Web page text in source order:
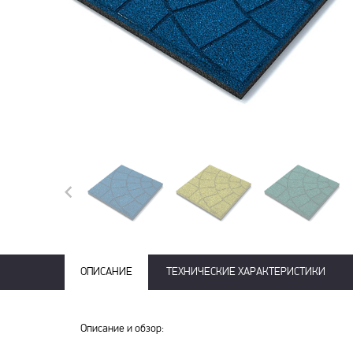
ОПИСАНИЕ ТЕХНИЧЕСКИЕ ХАРАКТЕРИСТИКИ
Описание и обзор: